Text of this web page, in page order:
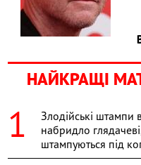
НАЙКРАЩІ
Злодійські штампи
набридло
штампуються під